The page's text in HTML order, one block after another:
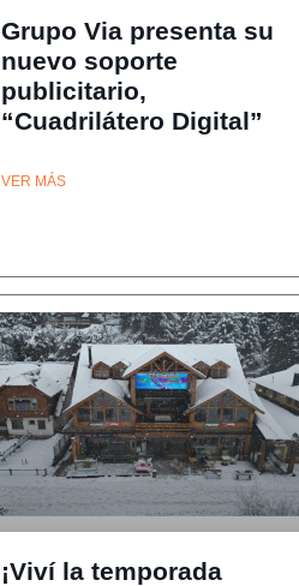
Grupo Via presenta su
nuevo soporte
publicitario,
“Cuadrilátero Digital”
VER MÁS
¡Viví la temporada